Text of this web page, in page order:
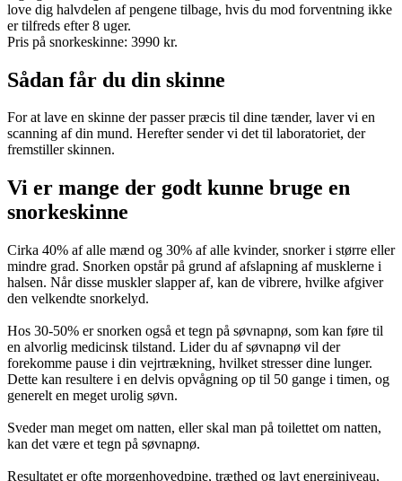
love dig halvdelen af pengene tilbage, hvis du mod forventning ikke
er tilfreds efter 8 uger​.
Pris på snorkeskinne: 3990 kr.
Sådan får du din skinne
For at lave en skinne der passer præcis til dine tænder, laver vi en
scanning af din mund. Herefter sender vi det til laboratoriet, der
fremstiller skinnen.
Vi er mange der godt kunne bruge en
snorkeskinne
Cirka 40% af alle mænd og 30% af alle kvinder, snorker i større eller
mindre grad. Snorken opstår på grund af afslapning af musklerne i
halsen. Når disse muskler slapper af, kan de vibrere, hvilke afgiver
den velkendte snorkelyd.
Hos 30-50% er snorken også et tegn på søvnapnø, som kan føre til
en alvorlig medicinsk tilstand. Lider du af søvnapnø vil der
forekomme pause i din vejrtrækning, hvilket stresser dine lunger.
Dette kan resultere i en delvis opvågning op til 50 gange i timen, og
generelt en meget urolig søvn.
Sveder man meget om natten, eller skal man på toilettet om natten,
kan det være et tegn på søvnapnø.
Resultatet er ofte morgenhovedpine, træthed og lavt energiniveau,